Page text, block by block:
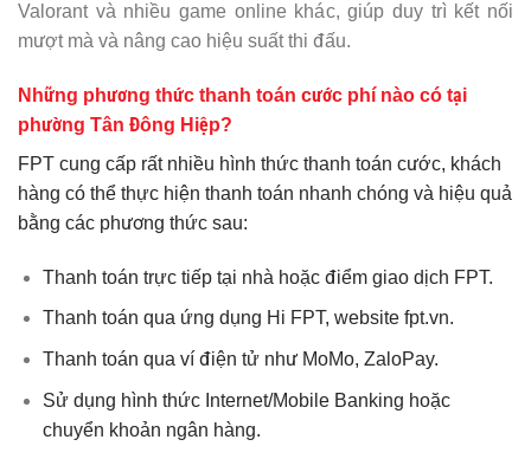
Valorant và nhiều game online khác, giúp duy trì kết nối
mượt mà và nâng cao hiệu suất thi đấu.
Những phương thức thanh toán cước phí nào có tại
phường Tân Đông Hiệp?
FPT cung cấp rất nhiều hình thức thanh toán cước, khách
hàng có thể thực hiện thanh toán nhanh chóng và hiệu quả
bằng các phương thức sau:
Thanh toán trực tiếp tại nhà hoặc điểm giao dịch FPT.
Thanh toán qua ứng dụng Hi FPT, website fpt.vn.
Thanh toán qua ví điện tử như MoMo, ZaloPay.
Sử dụng hình thức Internet/Mobile Banking hoặc
chuyển khoản ngân hàng.